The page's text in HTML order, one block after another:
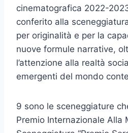
cinematografica 2022-
conferito alla
per originalità e per la
nuove formule narrative,
l’attenzione alla realtà
emergenti del mondo
9 sono le sceneggiature
Premio Internazionale Alla